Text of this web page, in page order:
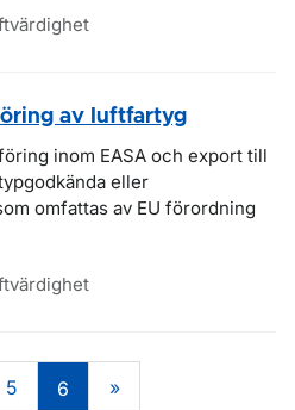
av luftfartyg
inom EASA och export till
eller
omfattas av EU förordning
5 6 »